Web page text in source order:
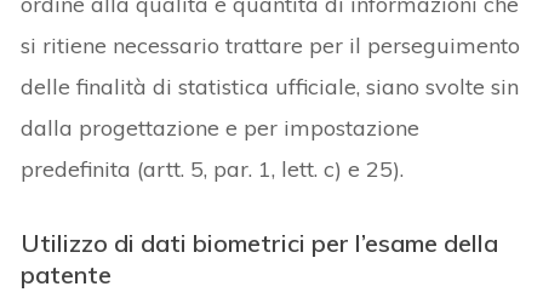
si ritiene necessario trattare per il perseguimento
delle finalità di statistica ufficiale, siano svolte sin
dalla progettazione e per impostazione
predefinita (artt. 5, par. 1, lett. c) e 25).
Utilizzo di dati biometrici per l’esame della
patente